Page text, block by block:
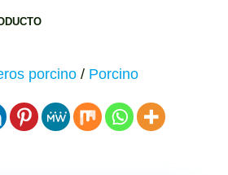
porcino / Porcino